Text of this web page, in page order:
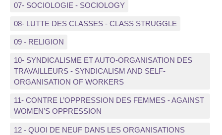
07- SOCIOLOGIE - SOCIOLOGY
08- LUTTE DES CLASSES - CLASS STRUGGLE
09 - RELIGION
10- SYNDICALISME ET AUTO-ORGANISATION DES
TRAVAILLEURS - SYNDICALISM AND SELF-
ORGANISATION OF WORKERS
11- CONTRE L’OPPRESSION DES FEMMES - AGAINST
WOMEN’S OPPRESSION
12 - QUOI DE NEUF DANS LES ORGANISATIONS